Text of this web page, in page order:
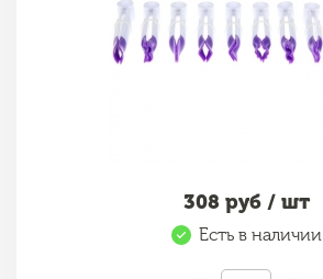
308 руб / шт
Есть в наличии